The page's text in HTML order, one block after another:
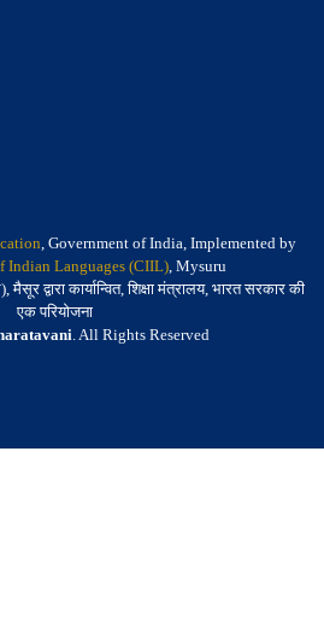
, Government of India, Implemented by
Indian Languages (CIIL), Mysuru
द्वारा कार्यान्वित, शिक्षा मंत्रालय, भारत सरकार की
एक परियोजना
. All Rights Reserved